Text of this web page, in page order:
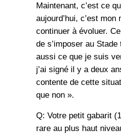
Maintenant, c’est ce
aujourd’hui, c’est mon
continuer à évoluer.
de s’imposer au Stade
aussi ce que je suis
j’ai signé il y a deux
contente de cette
que non ».
Q: Votre petit gabarit
rare au plus haut